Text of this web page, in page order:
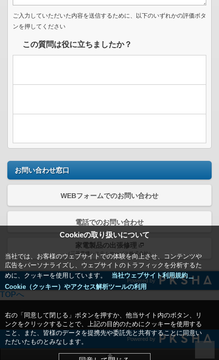
Cookieの取り扱いについて
当社では、お客様のウェブサイトでの体験を向上させ、コンテンツや
広告をパーソナライズし、ウェブサイトのトラフィックを分析するた
めに、クッキーを使用しています。
当社ウェブサイト利用規約＿
Cookie（クッキー）やアクセス解析ツールの利用
右の「同意して閉じる」ボタンを押すか、他当サイト内のボタン、リ
ンクをクリックすることで、上記の目的のためにクッキーを使用する
こと、また、皆様のデータを提携先や委託先と共有することに同意い
ただいたものとみなします。
ご入力していただいた内容を送信するために、以下のいずれかの評価ボタ
ンを押してください
この質問は役に立ちましたか？
お問い合わせ窓口
WEBフォームでのお問い合わせ
電話でのお問い合わせ
家電製品の出張修理
（三菱電機システムサービス株式会社）
Powered by
TOPへ
Powered by